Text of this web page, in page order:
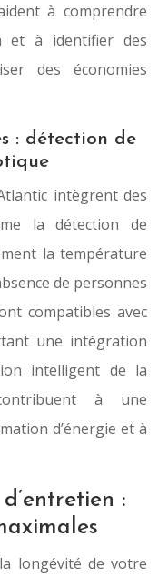
à comprendre
et à identifier des
des économies
: détection de
intègrent des
la détection de
la température
de personnes
compatibles avec
une intégration
intelligent de la
à une
d’énergie et à
:
longévité de votre